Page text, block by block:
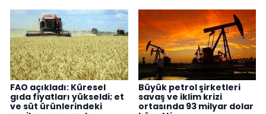
FAO açıkladı: Küresel
gıda fiyatları yükseldi; et
ve süt ürünlerindeki
Büyük petrol şirketleri
savaş ve iklim krizi
ortasında 93 milyar dolar